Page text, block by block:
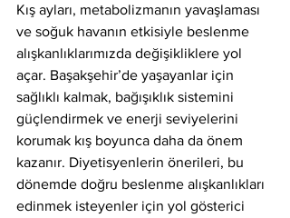
Kış ayları, metabolizmanın yavaşlaması
ve soğuk havanın etkisiyle beslenme
alışkanlıklarımızda değişikliklere yol
açar. Başakşehir’de yaşayanlar için
sağlıklı kalmak, bağışıklık sistemini
güçlendirmek ve enerji seviyelerini
korumak kış boyunca daha da önem
kazanır. Diyetisyenlerin önerileri, bu
dönemde doğru beslenme alışkanlıkları
edinmek isteyenler için yol gösterici